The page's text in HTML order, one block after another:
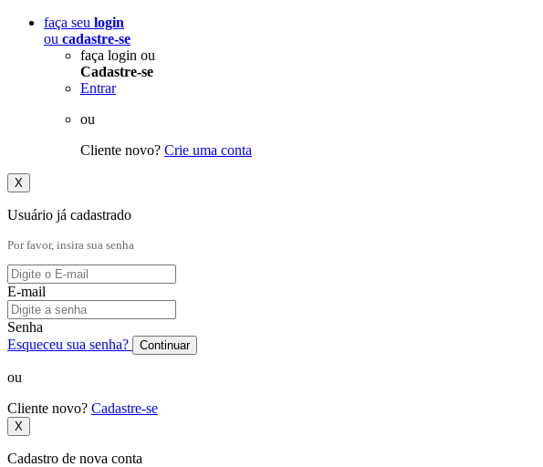
faça seu login
ou cadastre-se
faça login ou
Cadastre-se
Entrar
ou
Cliente novo? Crie uma conta
X
Usuário já cadastrado
Por favor, insira sua senha
E-mail
Senha
Esqueceu sua senha?
Continuar
ou
Cliente novo? Cadastre-se
X
Cadastro de nova conta